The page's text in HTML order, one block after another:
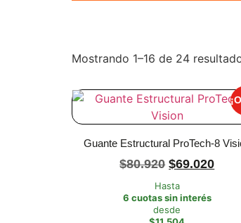
Mostrando 1–16 de 24
Guante Estructural ProTech-8
$80.920 $69.020
Hasta
6 cuotas sin interés
desde